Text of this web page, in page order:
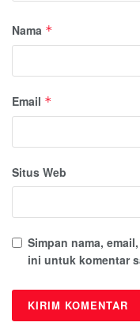
Nama *
Email *
Situs Web
Simpan nama,
ini untuk komentar